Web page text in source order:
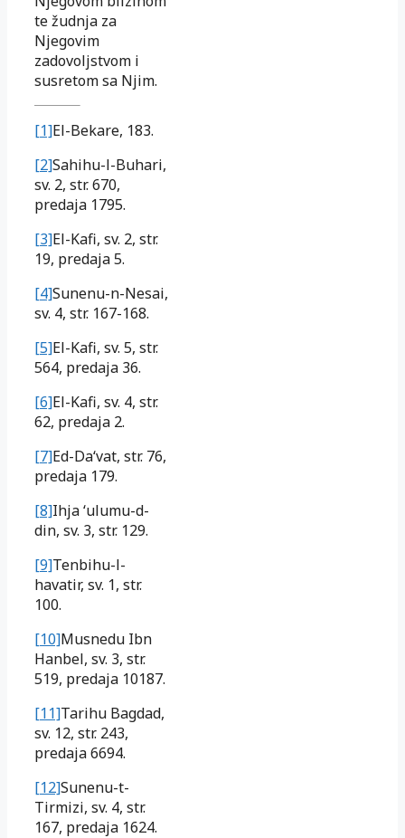
te žudnja za
Njegovim
zadovoljstvom i
susretom sa Njim.
[1]El-Bekare, 183.
[2]Sahihu-l-Buhari,
sv. 2, str. 670,
predaja 1795.
[3]El-Kafi, sv. 2, str.
19, predaja 5.
[4]Sunenu-n-Nesai,
sv. 4, str. 167-168.
[5]El-Kafi, sv. 5, str.
564, predaja 36.
[6]El-Kafi, sv. 4, str.
62, predaja 2.
[7]Ed-Da‘vat, str. 76,
predaja 179.
[8]Ihja ‘ulumu-d-
din, sv. 3, str. 129.
[9]Tenbihu-l-
havatir, sv. 1, str.
100.
[10]Musnedu Ibn
Hanbel, sv. 3, str.
519, predaja 10187.
[11]Tarihu Bagdad,
sv. 12, str. 243,
predaja 6694.
[12]Sunenu-t-
Tirmizi, sv. 4, str.
167, predaja 1624.